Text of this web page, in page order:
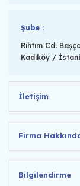
Şube :
Rıhtım Cd.
Kadıköy /
İletişim
Firma
Bilgilendirme